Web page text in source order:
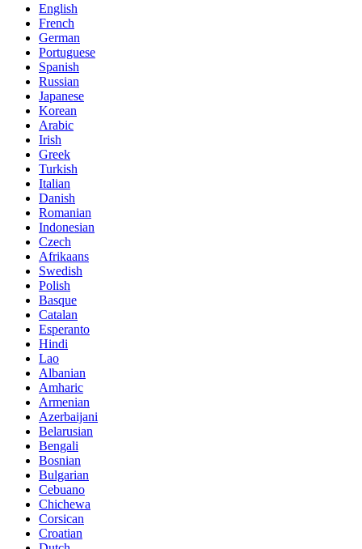
English
French
German
Portuguese
Spanish
Russian
Japanese
Korean
Arabic
Irish
Greek
Turkish
Italian
Danish
Romanian
Indonesian
Czech
Afrikaans
Swedish
Polish
Basque
Catalan
Esperanto
Hindi
Lao
Albanian
Amharic
Armenian
Azerbaijani
Belarusian
Bengali
Bosnian
Bulgarian
Cebuano
Chichewa
Corsican
Croatian